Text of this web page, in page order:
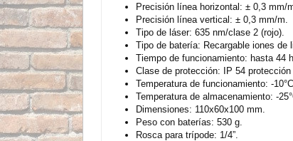
Precisión línea horizontal: ± 0,3 mm/
Precisión línea vertical: ± 0,3 mm/m.
Tipo de láser: 635 nm/clase 2 (rojo).
Tipo de batería: Recargable iones de
Tiempo de funcionamiento: hasta 44
Clase de protección: IP 54
Temperatura de funcionamiento: -
Temperatura de almacenamiento: -
Dimensiones: 110x60x100 mm.
Peso con baterías: 530 g.
Rosca para trípode: 1/4”.